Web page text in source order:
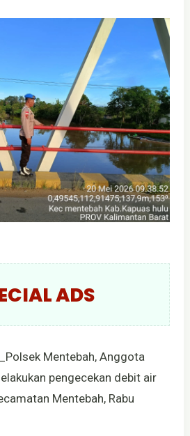
ADS
Mentebah, Anggota
pengecekan debit air
Mentebah, Rabu